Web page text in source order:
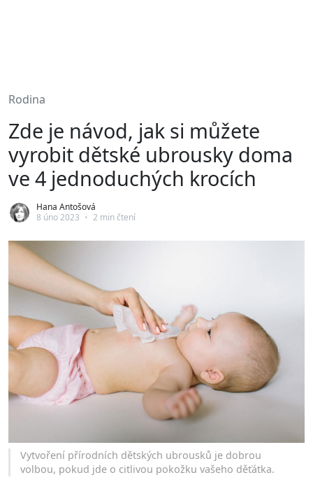
Rodina
Zde je návod, jak si můžete
vyrobit dětské ubrousky doma
ve 4 jednoduchých krocích
Hana Antošová
8 úno 2023 • 2 min čtení
Vytvoření přírodních dětských ubrousků je dobrou
volbou, pokud jde o citlivou pokožku vašeho děťátka.